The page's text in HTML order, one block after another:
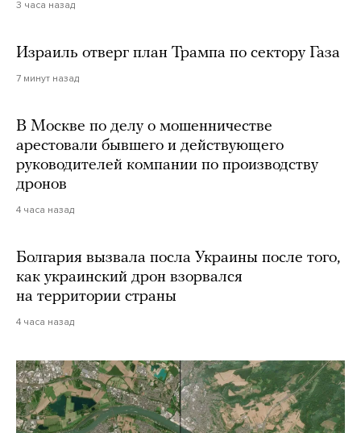
3 часа назад
Израиль отверг план Трампа по сектору Газа
7 минут назад
В Москве по делу о мошенничестве
арестовали бывшего и действующего
руководителей компании по производству
дронов
4 часа назад
Болгария вызвала посла Украины после того,
как украинский дрон взорвался
на территории страны
4 часа назад